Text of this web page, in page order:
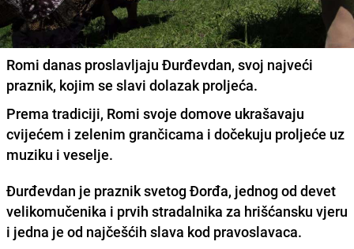
Romi danas proslavljaju Đurđevdan, svoj najveći
praznik, kojim se slavi dolazak proljeća.
Prema tradiciji, Romi svoje domove ukrašavaju
cvijećem i zelenim grančicama i dočekuju proljeće uz
muziku i veselje.
Đurđevdan je praznik svetog Đorđa, jednog od devet
velikomučenika i prvih stradalnika za hrišćansku vjeru
i jedna je od najčešćih slava kod pravoslavaca.